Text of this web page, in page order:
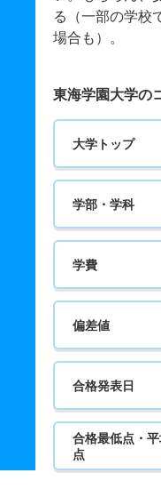
る（一部の学校
場合も）。
東海学園大学の
大学トップ
学部・学科
学費
偏差値
合格発表日
合格最低点・
点